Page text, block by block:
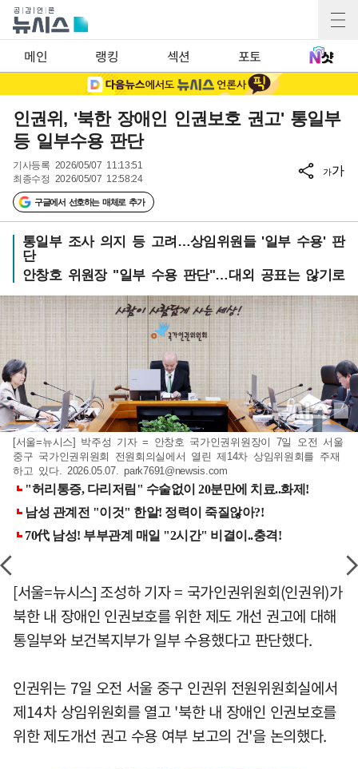
메인 랭킹 섹션 포토
인권위, '북한 장애인 인권보호 권고' 통일부
등 일부수용 판단
기사등록 2026/05/07 11:13:51
최종수정 2026/05/07 12:58:24
구글에서 선호하는 매체로 추가
가가
통일부 조사 의지 등 고려…상임위원들 '일부 수용' 판
단
안창호 위원장 "일부 수용 판단"…대외 공표는 않기로
[서울=뉴시스] 박주성 기자 = 안창호 국가인권위원장이 7일 오전 서울
중구 국가인권위원회 전원회의실에서 열린 제14차 상임위원회를 주재
하고 있다. 2026.05.07.park7691@newsis.com
[서울=뉴시스] 조성하 기자 = 국가인권위원회(인권위)가
북한 내 장애인 인권보호를 위한 제도 개선 권고에 대해
통일부와 보건복지부가 일부 수용했다고 판단했다.
인권위는 7일 오전 서울 중구 인권위 전원위원회실에서
제14차 상임위원회를 열고 '북한 내 장애인 인권보호를
위한 제도개선 권고 수용 여부 보고의 건'을 논의했다.